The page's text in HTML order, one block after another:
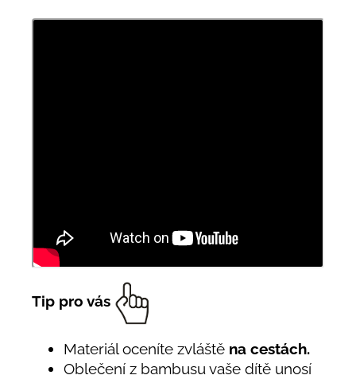
Tip pro vás
Materiál oceníte zvláště na cestách.
Oblečení z bambusu vaše dítě unosí